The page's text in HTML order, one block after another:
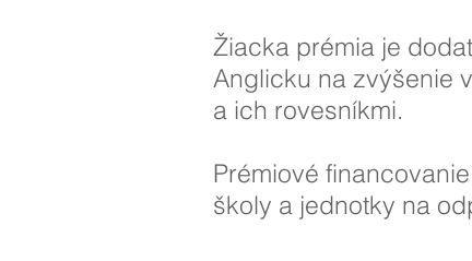
Žiacka prémia je
Anglicku na zvýšenie
a ich rovesníkmi.
Prémiové
školy a jednotky na